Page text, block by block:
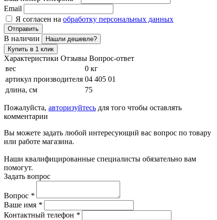
Email
Я согласен на обработку персональных данных
Отправить
В наличии
Нашли дешевле?
Купить в 1 клик
Характеристики Отзывы Вопрос-ответ
вес
0 кг
артикул производителя 04 405 01
длина, см
75
Пожалуйста, авторизуйтесь для того чтобы оставлять
комментарии
Вы можете задать любой интересующий вас вопрос по товару
или работе магазина.
Наши квалифицированные специалисты обязательно вам
помогут.
Задать вопрос
Вопрос *
Ваше имя *
Контактный телефон *